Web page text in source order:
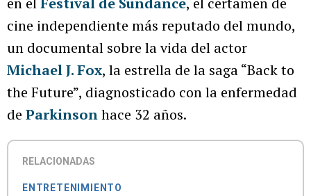
cine independiente más reputado del mundo,
un documental sobre la vida del actor
Michael J. Fox, la estrella de la saga “Back to
the Future”, diagnosticado con la enfermedad
de Parkinsonhace 32 años.
RELACIONADAS
ENTRETENIMIENTO